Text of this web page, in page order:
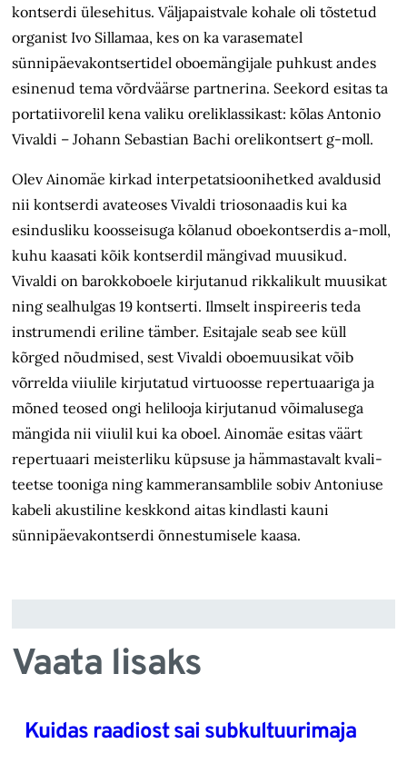
kontserdi ülesehitus. Väljapaistvale kohale oli tõstetud
organist Ivo Sillamaa, kes on ka varasematel
sünnipäevakontsertidel oboemängijale puhkust andes
esinenud tema võrdväärse partnerina. Seekord esitas ta
portatiivorelil kena valiku oreliklassikast: kõlas Antonio
Vivaldi – Johann Sebastian Bachi orelikontsert g-moll.
Olev Ainomäe kirkad interpetatsioonihetked avaldusid
nii kontserdi avateoses Vivaldi triosonaadis kui ka
esindusliku koosseisuga kõlanud oboekontserdis a-moll,
kuhu kaasati kõik kontserdil mängivad muusikud.
Vivaldi on barokk­oboele kirjutanud rikkalikult muusikat
ning sealhulgas 19 kontserti. Ilmselt inspireeris teda
instrumendi eriline tämber. Esitajale seab see küll
kõrged nõudmised, sest Vivaldi oboemuusikat võib
võrrelda viiulile kirjutatud vir­tuoosse repertuaariga ja
mõned teosed ongi helilooja kirjutanud võimalusega
mängida nii viiulil kui ka oboel. Ainomäe esitas väärt
repertuaari meisterliku küpsuse ja hämmastavalt kvali­
teetse tooniga ning kammer­ansamblile sobiv Antoniuse
kabeli akustiline keskkond aitas kindlasti kauni
sünnipäevakontserdi õnnestumisele kaasa.
Vaata lisaks
Kuidas raadiost sai subkultuurimaja